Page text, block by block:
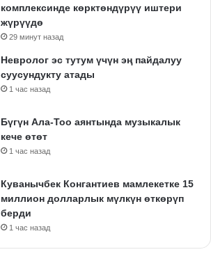
комплексинде көрктөндүрүү иштери
жүрүүдө
29 минут назад
Невролог эс тутум үчүн эң пайдалуу
суусундукту атады
1 час назад
Бүгүн Ала-Тоо аянтында музыкалык
кече өтөт
1 час назад
Куванычбек Конгантиев мамлекетке 15
миллион долларлык мүлкүн өткөрүп
берди
1 час назад